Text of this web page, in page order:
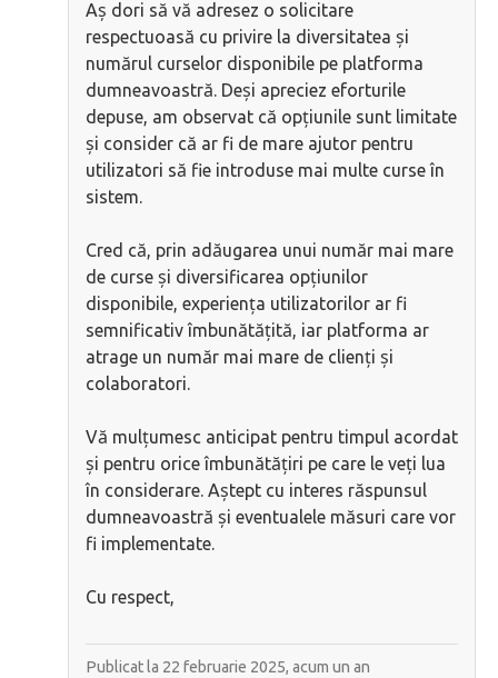
Aș dori să vă adresez o solicitare
respectuoasă cu privire la diversitatea și
numărul curselor disponibile pe platforma
dumneavoastră. Deși apreciez eforturile
depuse, am observat că opțiunile sunt limitate
și consider că ar fi de mare ajutor pentru
utilizatori să fie introduse mai multe curse în
sistem.
Cred că, prin adăugarea unui număr mai mare
de curse și diversificarea opțiunilor
disponibile, experiența utilizatorilor ar fi
semnificativ îmbunătățită, iar platforma ar
atrage un număr mai mare de clienți și
colaboratori.
Vă mulțumesc anticipat pentru timpul acordat
și pentru orice îmbunătățiri pe care le veți lua
în considerare. Aștept cu interes răspunsul
dumneavoastră și eventualele măsuri care vor
fi implementate.
Cu respect,
Publicat la 22 februarie 2025, acum un an